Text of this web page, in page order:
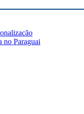
no Paraguai